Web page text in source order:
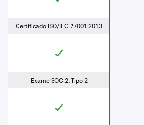
Certificado ISO/IEC 27001:2013
Exame SOC 2, Tipo 2